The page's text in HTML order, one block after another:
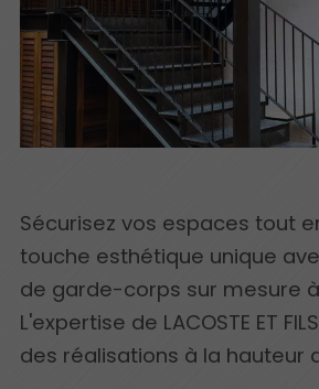
Sécurisez vos espaces tout
touche esthétique unique
de garde-corps sur mesure
L'expertise de LACOSTE ET
des réalisations à la hauteur